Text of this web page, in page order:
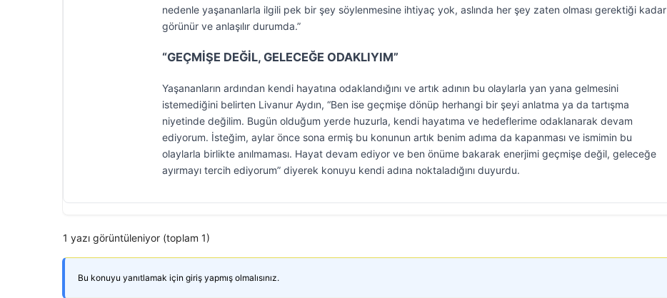
nedenle yaşananlarla ilgili pek bir şey söylenmesine ihtiyaç yok, aslında her şey zaten olması gerektiği kadar
görünür ve anlaşılır durumda.”
“GEÇMİŞE DEĞİL, GELECEĞE ODAKLIYIM”
Yaşananların ardından kendi hayatına odaklandığını ve artık adının bu olaylarla yan yana gelmesini
istemediğini belirten Livanur Aydın, “Ben ise geçmişe dönüp herhangi bir şeyi anlatma ya da tartışma
niyetinde değilim. Bugün olduğum yerde huzurla, kendi hayatıma ve hedeflerime odaklanarak devam
ediyorum. İsteğim, aylar önce sona ermiş bu konunun artık benim adıma da kapanması ve ismimin bu
olaylarla birlikte anılmaması. Hayat devam ediyor ve ben önüme bakarak enerjimi geçmişe değil, geleceğe
ayırmayı tercih ediyorum” diyerek konuyu kendi adına noktaladığını duyurdu.
1 yazı görüntüleniyor (toplam 1)
Bu konuyu yanıtlamak için giriş yapmış olmalısınız.